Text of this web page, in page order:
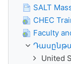
SALT
CHEC
Faculty
United